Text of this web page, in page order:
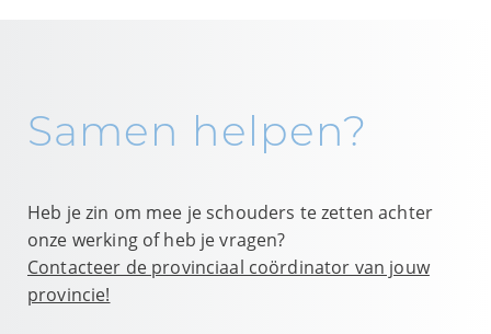
Samen helpen?
Heb je zin om mee je schouders te zetten achter
onze werking of heb je vragen?
Contacteer de provinciaal coördinator van jouw
provincie!